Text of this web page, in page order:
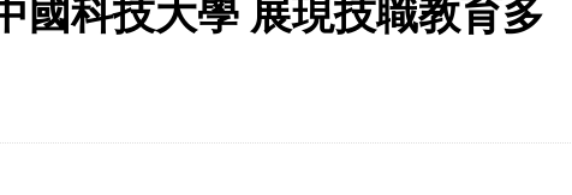
畢典青銀共學、逐夢啟航
聲」與「Wwise」雙認證
國科技大學 展現技職教育多